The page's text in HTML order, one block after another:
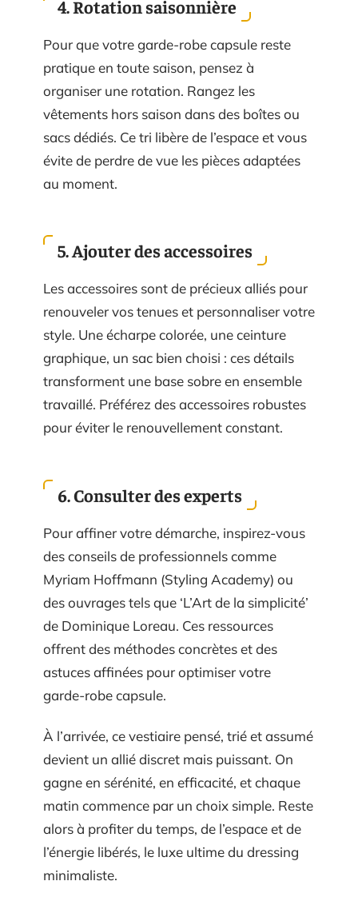
4. Rotation saisonnière
Pour que votre garde-robe capsule reste
pratique en toute saison, pensez à
organiser une rotation. Rangez les
vêtements hors saison dans des boîtes ou
sacs dédiés. Ce tri libère de l’espace et vous
évite de perdre de vue les pièces adaptées
au moment.
5. Ajouter des accessoires
Les accessoires sont de précieux alliés pour
renouveler vos tenues et personnaliser votre
style. Une écharpe colorée, une ceinture
graphique, un sac bien choisi : ces détails
transforment une base sobre en ensemble
travaillé. Préférez des accessoires robustes
pour éviter le renouvellement constant.
6. Consulter des experts
Pour affiner votre démarche, inspirez-vous
des conseils de professionnels comme
Myriam Hoffmann (Styling Academy) ou
des ouvrages tels que ‘L’Art de la simplicité’
de Dominique Loreau. Ces ressources
offrent des méthodes concrètes et des
astuces affinées pour optimiser votre
garde-robe capsule.
À l’arrivée, ce vestiaire pensé, trié et assumé
devient un allié discret mais puissant. On
gagne en sérénité, en efficacité, et chaque
matin commence par un choix simple. Reste
alors à profiter du temps, de l’espace et de
l’énergie libérés, le luxe ultime du dressing
minimaliste.